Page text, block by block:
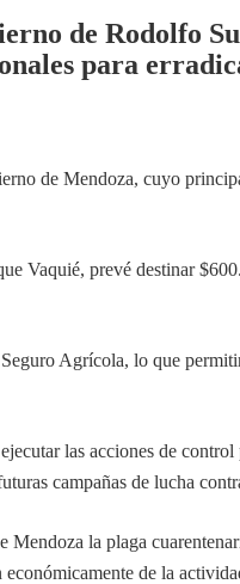
de Rodolfo
para
de Mendoza, cuyo
prevé destinar
Agrícola, lo que
las acciones de
campañas de lucha
la plaga
de la